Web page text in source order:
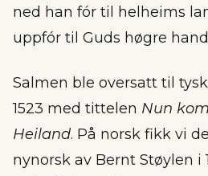
ned han fór til helheims
uppfór til Guds høgre
Salmen ble oversatt til
1523 med tittelen Nun
Heiland. På norsk fikk vi
nynorsk av Bernt Støylen i